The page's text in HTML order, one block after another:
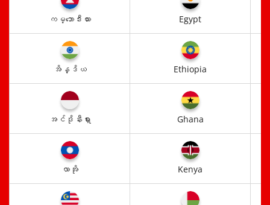
ကမ္ဘောဒီးယား Egypt
အိန္ဒိယ Ethiopia
အင်ဒိုနီးရှား Ghana
လာအို Kenya